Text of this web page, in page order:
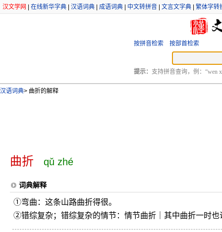
汉文学网 在线新华字典 汉语词典 成语词典 中文转拼音 文言文字典 繁体字转
按拼音检索 按部首检索
提示： 支持拼音查询，例：“wen
汉语词典> 曲折的解释
曲折 qǔ zhé
词典解释
①弯曲：这条山路曲折得很。
②错综复杂；错综复杂的情节：情节曲折｜其中曲折一时也